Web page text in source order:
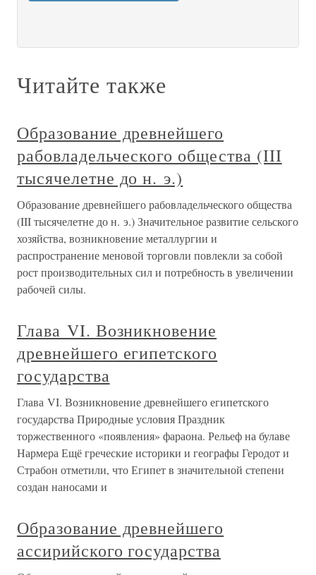
Читайте также
Образование древнейшего
рабовладельческого общества (III
тысячелетне до н. э.)
Образование древнейшего рабовладельческого общества
(III тысячелетне до н. э.) Значительное развитие сельского
хозяйства, возникновение металлургии и
распространение меновой торговли повлекли за собой
рост производительных сил и потребность в увеличении
рабочей силы.
Глава VI. Возникновение
древнейшего египетского
государства
Глава VI. Возникновение древнейшего египетского
государства Природные условия Праздник
торжественного «появления» фараона. Рельеф на булаве
Нармера Ещё греческие историки и географы Геродот и
Страбон отметили, что Египет в значительной степени
создан наносами и
Образование древнейшего
ассирийского государства